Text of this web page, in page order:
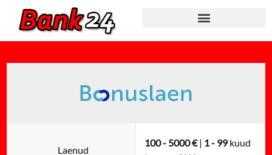
Laenud
100 - 5000 €| 1 - 99kuud